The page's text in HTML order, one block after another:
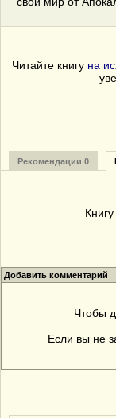
Читайте книгу на
Рекомендации 0
Добавить комментарий
Чтобы
Если вы не